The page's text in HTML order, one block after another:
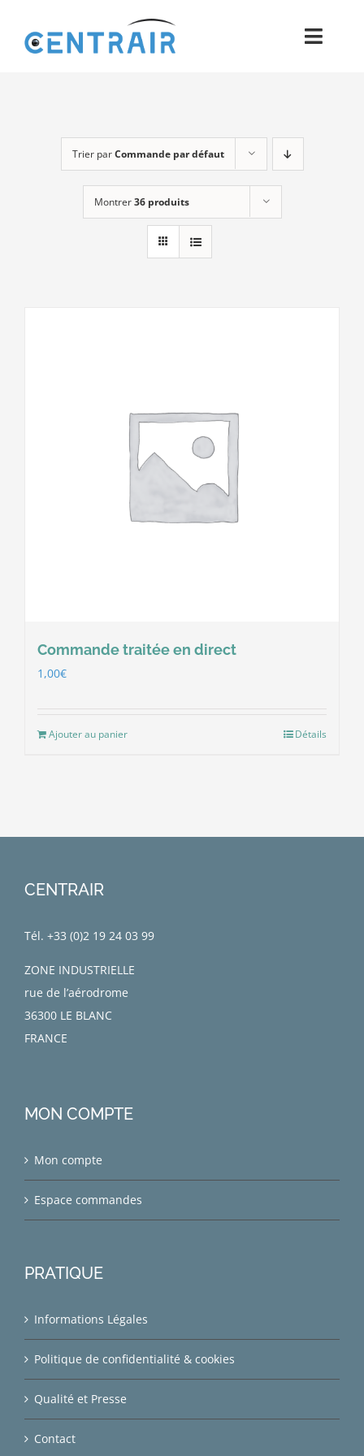
contenu
Moyens
Pièces
Process
Trier parCommande par défaut
Montrer36 produits
Commande traitée en direct
1,00€
Ajouter au panier Détails
CENTRAIR
Tél. +33 (0)2 19 24 03 99
ZONE INDUSTRIELLE
rue de l’aérodrome
36300 LE BLANC
FRANCE
MON COMPTE
Mon compte
Espace commandes
PRATIQUE
Informations Légales
Politique de confidentialité & cookies
Qualité et Presse
Contact